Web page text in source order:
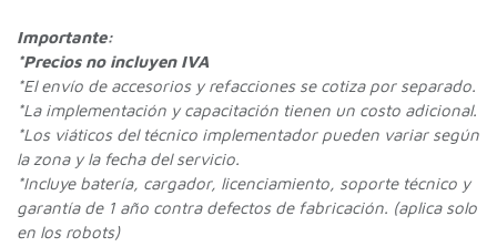
Importante:
*Precios no incluyen IVA
*El envío de accesorios y refacciones se cotiza por separado.
*La implementación y capacitación tienen un costo adicional.
*Los viáticos del técnico implementador pueden variar según
la zona y la fecha del servicio.
*Incluye batería, cargador, licenciamiento, soporte técnico y
garantía de 1 año contra defectos de fabricación. (aplica solo
en los robots)